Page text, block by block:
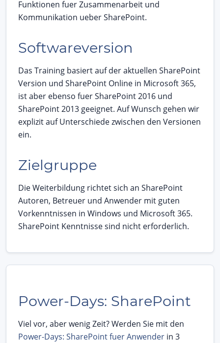
Funktionen fuer Zusammenarbeit und
Kommunikation ueber SharePoint.
Softwareversion
Das Training basiert auf der aktuellen SharePoint
Version und SharePoint Online in Microsoft 365,
ist aber ebenso fuer SharePoint 2016 und
SharePoint 2013 geeignet. Auf Wunsch gehen wir
explizit auf Unterschiede zwischen den Versionen
ein.
Zielgruppe
Die Weiterbildung richtet sich an SharePoint
Autoren, Betreuer und Anwender mit guten
Vorkenntnissen in Windows und Microsoft 365.
SharePoint Kenntnisse sind nicht erforderlich.
Power-Days: SharePoint
Viel vor, aber wenig Zeit? Werden Sie mit den
Power-Days: SharePoint fuer Anwender in 3